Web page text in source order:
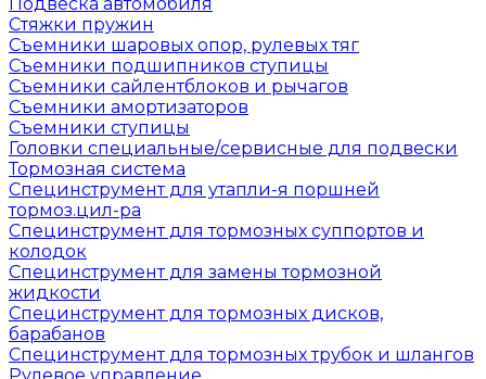
Стяжки пружин
Съемники шаровых опор, рулевых тяг
Съемники подшипников ступицы
Съемники сайлентблоков и рычагов
Съемники амортизаторов
Съемники ступицы
Головки специальные/сервисные для подвески
Тормозная система
Специнструмент для утапли-я поршней
тормоз.цил-ра
Специнструмент для тормозных суппортов и
колодок
Специнструмент для замены тормозной
жидкости
Специнструмент для тормозных дисков,
барабанов
Специнструмент для тормозных трубок и шлангов